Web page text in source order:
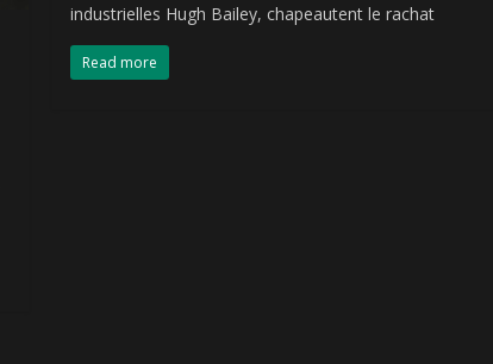
industrielles Hugh Bailey, chapeautent le rachat
Read more